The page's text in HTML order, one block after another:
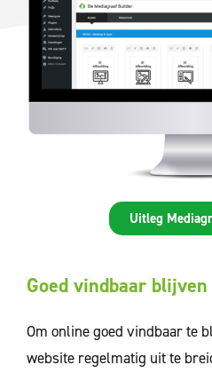
Uitleg
Goed vindbaar blijven
Om online goed vindbaar te
website regelmatig uit te